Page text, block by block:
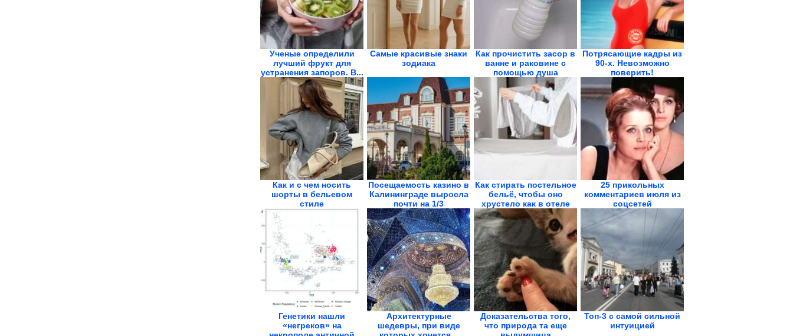
Ученые определили
лучший фрукт для
устранения запоров. В...
Самые красивые знаки
зодиака
Как прочистить засор в
ванне и раковине с
помощью душа
Потрясающие кадры из
90-х. Невозможно
поверить!
Как и с чем носить
шорты в бельевом
стиле
Посещаемость казино в
Калининграде выросла
почти на 1/3
Как стирать постельное
бельё, чтобы оно
хрустело как в отеле
25 прикольных
комментариев июля из
соцсетей
Генетики нашли
«негреков» на
Архитектурные
шедевры, при виде
Доказательства того,
что природа та еще
Топ-3 с самой сильной
интуицией